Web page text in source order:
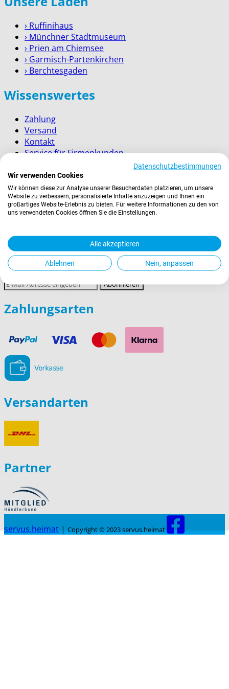
› Ruffinihaus
› Münchner Stadtmuseum
› Prien am Chiemsee
› Garmisch-Partenkirchen
› Berchtesgaden
Wissenswertes
Zahlung
Versand
Kontakt
Service für Firmenkunden
Rechtliches
AGBs
Widerrufsrecht
Impressum
Newsletter abonnieren
E-
Mail-
Adresse
Abonnieren
Zahlungsarten
Versandarten
Partner
servus.heimat | Copyright © 2023 servus.heimat
Datenschutzbestimmungen
Wir verwenden Cookies
Wir können diese zur Analyse unserer Besucherdaten platzieren, um unsere
Website zu verbessern, personalisierte Inhalte anzuzeigen und Ihnen ein
großartiges Website-Erlebnis zu bieten. Für weitere Informationen zu den von
uns verwendeten Cookies öffnen Sie die Einstellungen.
Alle akzeptieren
Ablehnen Nein, anpassen